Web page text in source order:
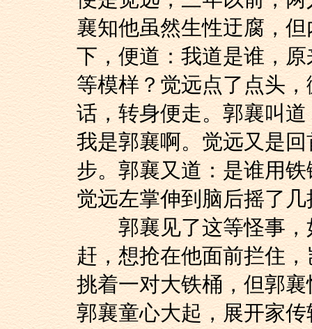
襄知他虽然生性迂腐，
下，便道：我道是谁，
等模样？觉远点了点头
话，转身便走。郭襄叫
我是郭襄啊。觉远又是
步。郭襄又道：是谁用
觉远左掌伸到脑后摇了
郭襄见了这等怪事，
赶，想抢在他面前拦住
挑着一对大铁桶，但郭
郭襄童心大起，展开家